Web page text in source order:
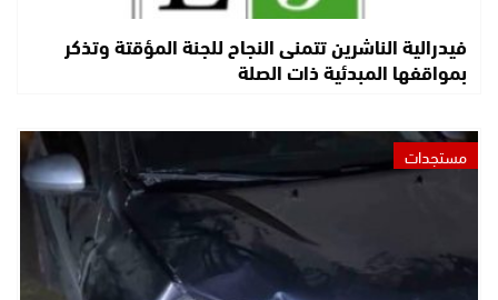
فيدرالية الناشرين تتمنى النجاح للجنة المؤقتة وتذكر
بمواقفها المبدئية ذات الصلة
مستجدات